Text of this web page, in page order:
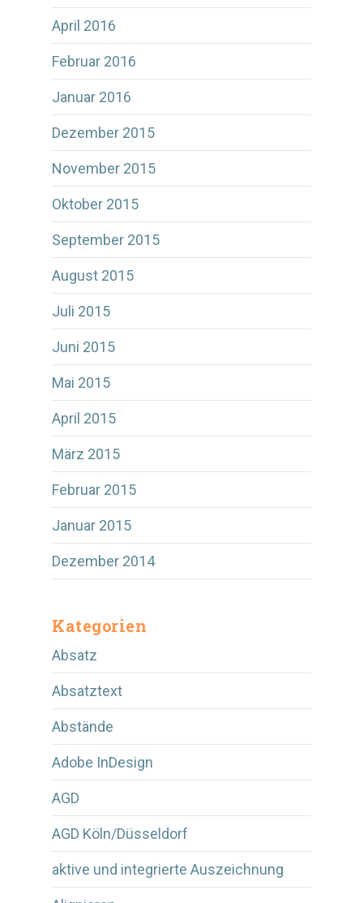
April 2016
Februar 2016
Januar 2016
Dezember 2015
November 2015
Oktober 2015
September 2015
August 2015
Juli 2015
Juni 2015
Mai 2015
April 2015
März 2015
Februar 2015
Januar 2015
Dezember 2014
Kategorien
Absatz
Absatztext
Abstände
Adobe InDesign
AGD
AGD Köln/Düsseldorf
aktive und integrierte Auszeichnung